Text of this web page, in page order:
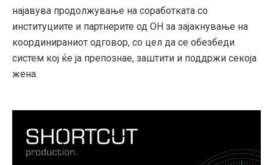
најавува продолжување на соработката со
институциите и партнерите од ОН за зајакнување на
координираниот одговор, со цел да се обезбеди
систем кој ќе ја препознае, заштити и поддржи секоја
жена.